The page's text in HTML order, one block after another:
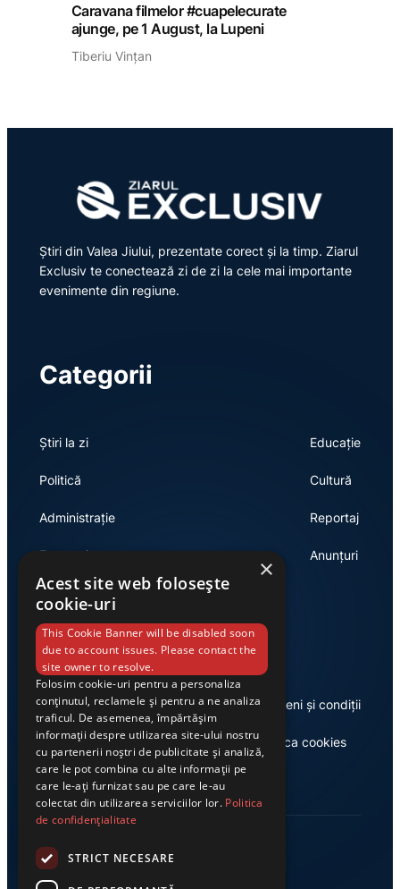
Caravana filmelor #cuapelecurate
ajunge, pe 1 August, la Lupeni
Tiberiu Vințan
Știri din Valea Jiului, prezentate corect și la timp. Ziarul
Exclusiv te conectează zi de zi la cele mai importante
evenimente din regiune.
Categorii
Știri la zi
Politică
Administrație
Economie
Educație
Cultură
Reportaj
Anunțuri
Link-uri utile
Despre noi
Casa de editură Exclusiv
Termeni și condiții
Politica cookies
×
Acest site web folosește
cookie-uri
This Cookie Banner will be disabled soon
due to account issues. Please contact the
site owner to resolve.
Folosim cookie-uri pentru a personaliza
conținutul, reclamele și pentru a ne analiza
traficul. De asemenea, împărtășim
informații despre utilizarea site-ului nostru
cu partenerii noștri de publicitate și analiză,
care le pot combina cu alte informații pe
care le-ați furnizat sau pe care le-au
colectat din utilizarea serviciilor lor. Politica
de confidențialitate
STRICT NECESARE